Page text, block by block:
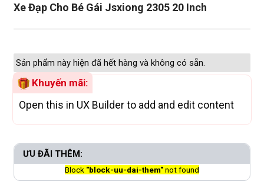
Xe Đạp Cho Bé Gái Jsxiong 2305 20 Inch
Sản phẩm này hiện đã hết hàng và không có sẵn.
Khuyến mãi:
Open this in UX Builder to add and edit content
ƯU ĐÃI THÊM:
Block "block-uu-dai-them"not found